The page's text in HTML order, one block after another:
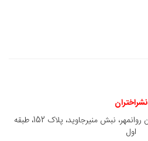
نشراختران
آدرس: خیابان کارگر جنوبی، خیابان روانمهر، نبش منیرجاوید، پلاک 152، طبقه
اول